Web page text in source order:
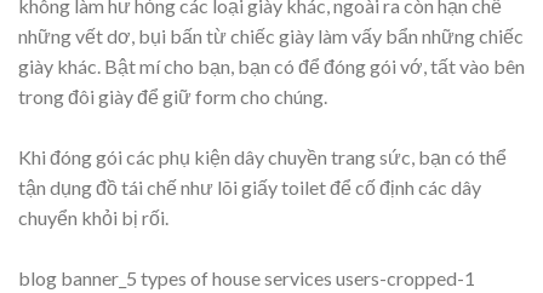
không làm hư hỏng các loại giày khác, ngoài ra còn hạn chế
những vết dơ, bụi bấn từ chiếc giày làm vấy bẩn những chiếc
giày khác. Bật mí cho bạn, bạn có để đóng gói vớ, tất vào bên
trong đôi giày để giữ form cho chúng.
Khi đóng gói các phụ kiện dây chuyền trang sức, bạn có thể
tận dụng đồ tái chế như lõi giấy toilet để cố định các dây
chuyển khỏi bị rối.
blog banner_5 types of house services users-cropped-1